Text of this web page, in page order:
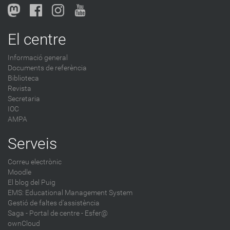
l
o
-
El centre
Informació general
Documents de referència
Biblioteca
Revista
Secretaria
IOC
AMPA
Serveis
Correu electrònic
Moodle
El blog del Puig
EMS: Educational Management System
Gestió de faltes d'assistència
Saga - Portal de centre - Esfer@
ownCloud